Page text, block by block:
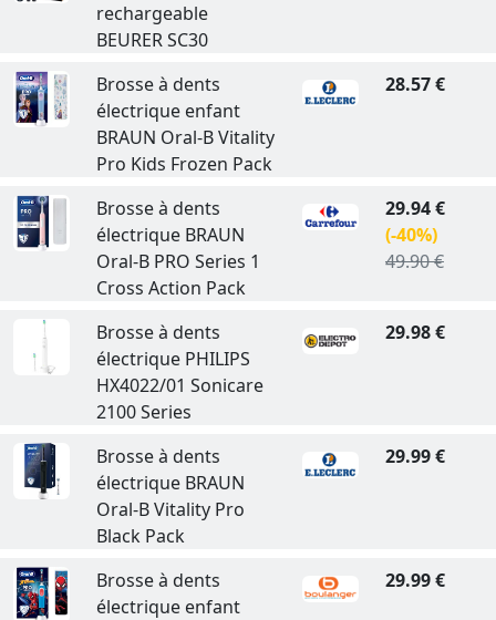
rechargeable
BEURER SC30
Brosse à dents
électrique enfant
BRAUN Oral-B Vitality
Pro Kids Frozen Pack
28.57 €
Brosse à dents
électrique BRAUN
Oral-B PRO Series 1
Cross Action Pack
29.94 €
(-40%)
49.90 €
Brosse à dents
électrique PHILIPS
HX4022/01 Sonicare
2100 Series
29.98 €
Brosse à dents
électrique BRAUN
Oral-B Vitality Pro
Black Pack
29.99 €
Brosse à dents
électrique enfant
29.99 €